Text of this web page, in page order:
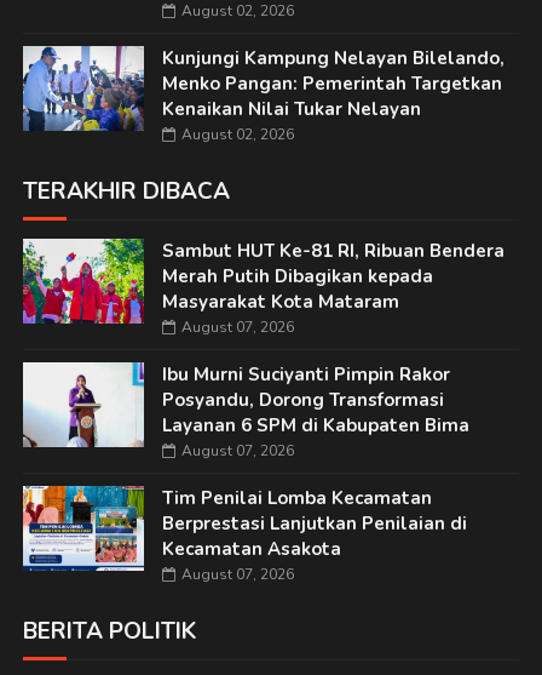
August 02, 2026
Kunjungi Kampung Nelayan Bilelando,
Menko Pangan: Pemerintah Targetkan
Kenaikan Nilai Tukar Nelayan
August 02, 2026
TERAKHIR DIBACA
Sambut HUT Ke-81 RI, Ribuan Bendera
Merah Putih Dibagikan kepada
Masyarakat Kota Mataram
August 07, 2026
Ibu Murni Suciyanti Pimpin Rakor
Posyandu, Dorong Transformasi
Layanan 6 SPM di Kabupaten Bima
August 07, 2026
Tim Penilai Lomba Kecamatan
Berprestasi Lanjutkan Penilaian di
Kecamatan Asakota
August 07, 2026
BERITA POLITIK